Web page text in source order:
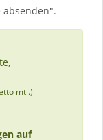
mtl.)
auf